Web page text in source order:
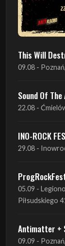
This Will
09.08 -
Sound Of
22.08 -
INO-ROCK
29.08 -
05.09 -
Piłsudskiego
Antimatter +
09.09 -